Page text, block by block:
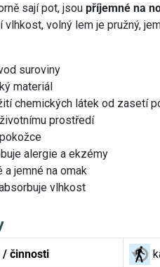
sají pot, jsou příjemné na
vlhkost, volný lem je pružný,
suroviny
materiál
chemických látek od zasetí
prostředí
alergie a ekzémy
a jemné na omak
vlhkost
/ činnosti